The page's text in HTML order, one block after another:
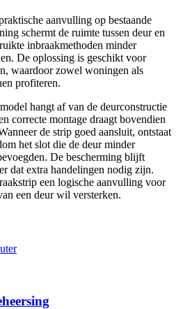
aanvulling op bestaande
schermt de ruimte tussen deur en
inbraakmethoden minder
De oplossing is geschikt voor
waardoor zowel woningen als
profiteren.
hangt af van de deurconstructie
correcte montage draagt bovendien
de strip goed aansluit, ontstaat
het slot die de deur minder
De bescherming blijft
dat extra handelingen nodig zijn.
een logische aanvulling voor
een deur wil versterken.